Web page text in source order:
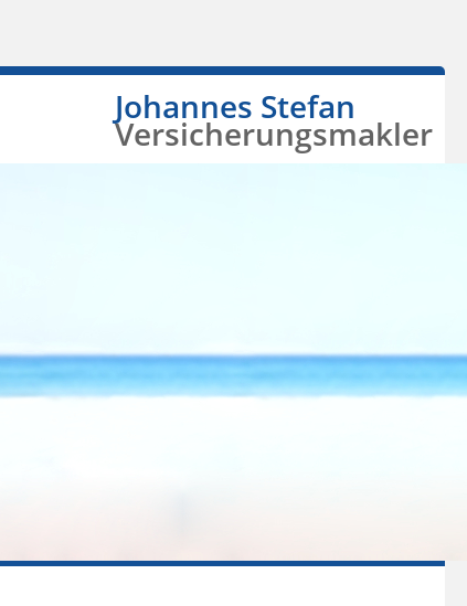
Johannes Stefan
Versicherungsmakler